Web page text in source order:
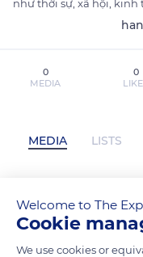
như thời sự, xã hội, kinh
0
MEDIA
0
MEDIA LISTS
Welcome to The
Cookie
We use cookies or